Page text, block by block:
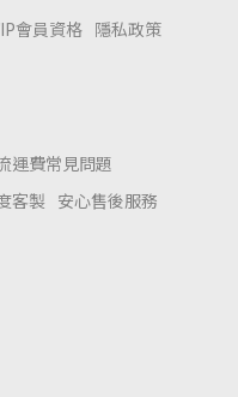
會員資格 隱私政策
運費常見問題
客製 安心售後服務